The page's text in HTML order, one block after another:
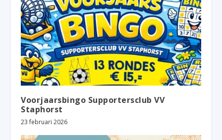
Voorjaarsbingo Supportersclub VV
Staphorst
23 februari 2026